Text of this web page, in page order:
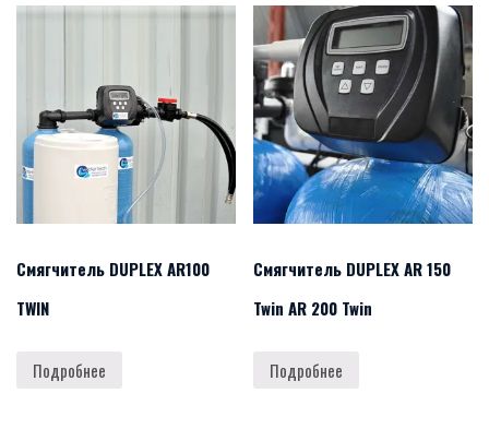
Смягчитель DUPLEX AR100
TWIN
Подробнее
Смягчитель DUPLEX AR 150
Twin AR 200 Twin
Подробнее